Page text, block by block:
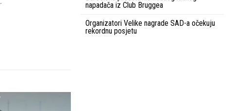
napadača iz Club Bruggea
Organizatori Velike nagrade SAD-a očekuju
rekordnu posjetu